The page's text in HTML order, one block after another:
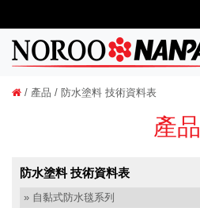
/ 產品 / 防水塗料 技術資料表
產品
防水塗料 技術資料表